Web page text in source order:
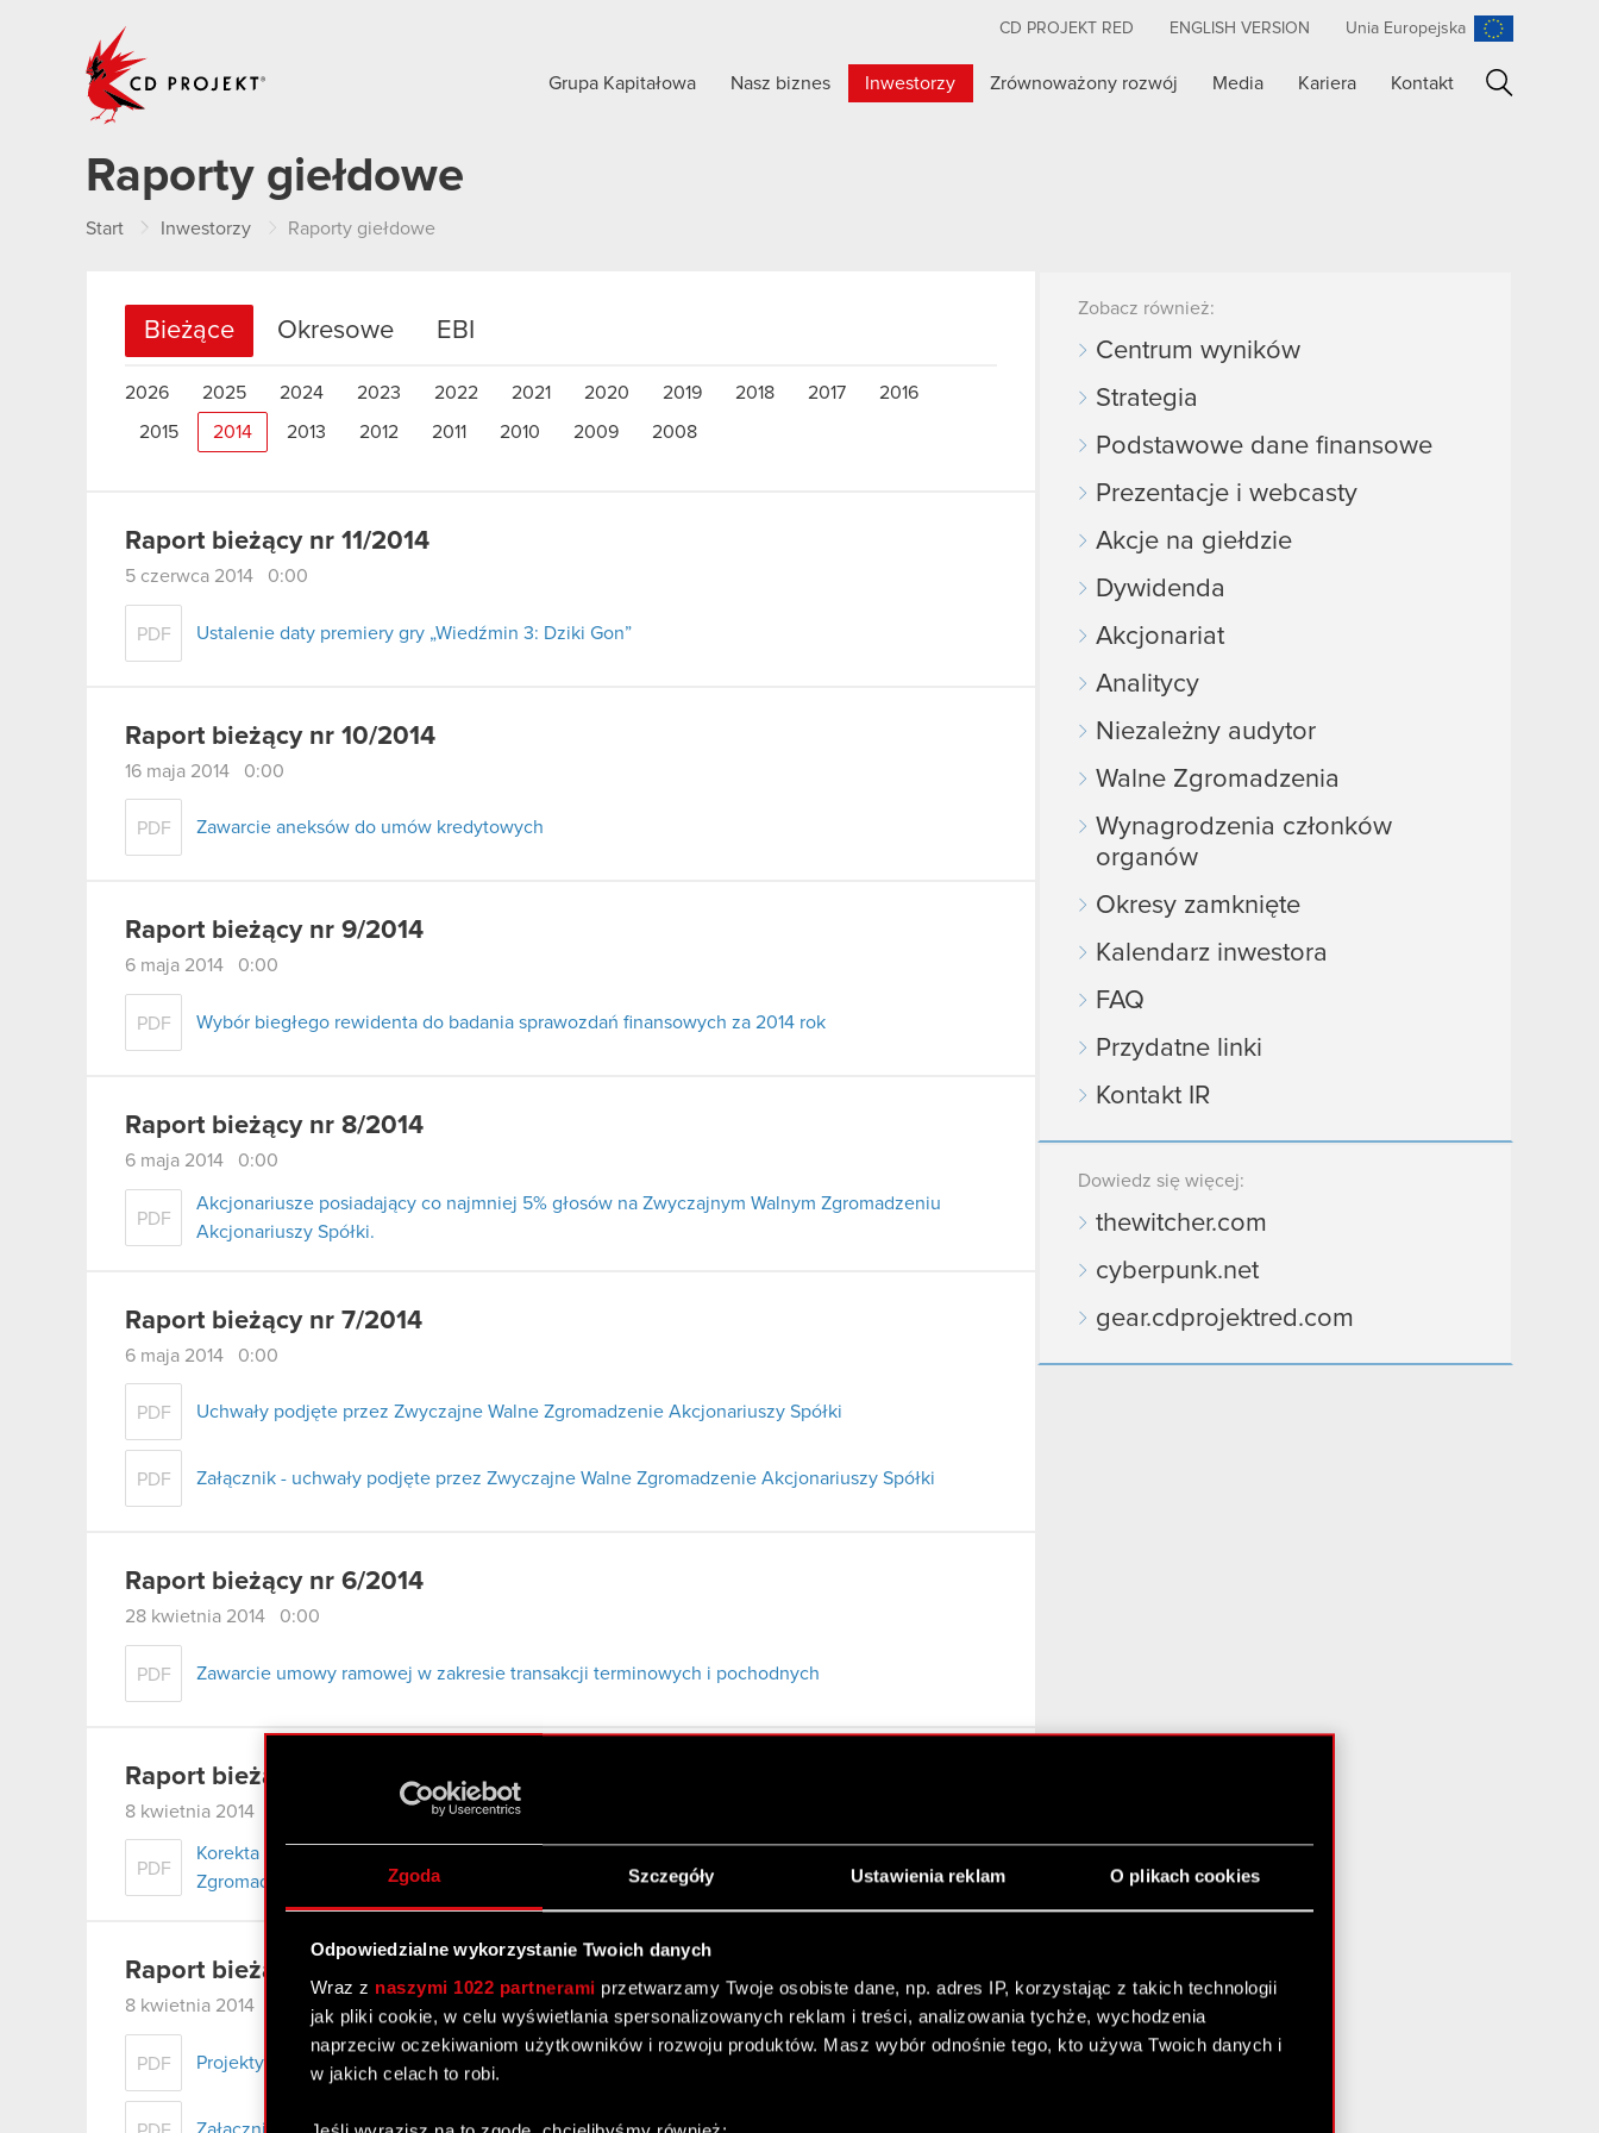
Zgoda Szczegóły Ustawienia reklam O plikach cookies
Odpowiedzialne wykorzystanie Twoich danych
Wraz z naszymi 1022 partnerami przetwarzamy Twoje osobiste dane, np. adres IP, korzystając z takich technologii
jak pliki cookie, w celu wyświetlania spersonalizowanych reklam i treści, analizowania tychże, wychodzenia
naprzeciw oczekiwaniom użytkowników i rozwoju produktów. Masz wybór odnośnie tego, kto używa Twoich danych i
w jakich celach to robi.
CD PROJEKT RED ENGLISH VERSION Unia Europejska
Grupa Kapitałowa Nasz biznes Inwestorzy Zrównoważony rozwój Media Kariera Kontakt
Raporty giełdowe
Start Inwestorzy Raporty giełdowe
Bieżące Okresowe EBI
2026 2025 2024 2023 2022 2021 2020 2019 2018 2017 2016
2015 2014 2013 2012 2011 2010 2009 2008
Raport bieżący nr 11/2014
5 czerwca 2014 0:00
PDF Ustalenie daty premiery gry „Wiedźmin 3: Dziki Gon”
Raport bieżący nr 10/2014
16 maja 2014 0:00
PDF Zawarcie aneksów do umów kredytowych
Raport bieżący nr 9/2014
6 maja 2014 0:00
PDF Wybór biegłego rewidenta do badania sprawozdań finansowych za 2014 rok
Raport bieżący nr 8/2014
6 maja 2014 0:00
PDF
Akcjonariusze posiadający co najmniej 5% głosów na Zwyczajnym Walnym Zgromadzeniu
Akcjonariuszy Spółki.
Raport bieżący nr 7/2014
6 maja 2014 0:00
PDF Uchwały podjęte przez Zwyczajne Walne Zgromadzenie Akcjonariuszy Spółki
PDF Załącznik - uchwały podjęte przez Zwyczajne Walne Zgromadzenie Akcjonariuszy Spółki
Raport bieżący nr 6/2014
28 kwietnia 2014 0:00
PDF Zawarcie umowy ramowej w zakresie transakcji terminowych i pochodnych
Raport bieżący nr 4/2014 – korekta
8 kwietnia 2014 0:00
PDF
Korekta raportu bieżącego nr 4/2014 - Ogłoszenie o zwołaniu Zwyczajnego Walnego
Zgromadzenia
Raport bieżący nr 5/2014
8 kwietnia 2014 0:00
PDF Projekty uchwał Zwyczajnego Walnego Zgromadzenia Akcjonariuszy
Zobacz również:
Centrum wyników
Strategia
Podstawowe dane finansowe
Prezentacje i webcasty
Akcje na giełdzie
Dywidenda
Akcjonariat
Analitycy
Niezależny audytor
Walne Zgromadzenia
Wynagrodzenia członków
organów
Okresy zamknięte
Kalendarz inwestora
FAQ
Przydatne linki
Kontakt IR
Dowiedz się więcej:
thewitcher.com
cyberpunk.net
gear.cdprojektred.com